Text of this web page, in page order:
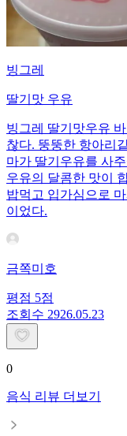
빙그레
딸기맛 우유
빙그레 딸기맛우유
찮다. 뚱뚱한 항아리
마가 딸기우유를 사
우유의 달콤한 맛이
밥먹고 입가심으로
이었다.
금쪽미호
평점 5점
조회수 2926.05.23
0
음식 리뷰 더보기